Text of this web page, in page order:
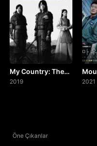
My Country: The
New Age
2019 2021
Öne Çıkanlar